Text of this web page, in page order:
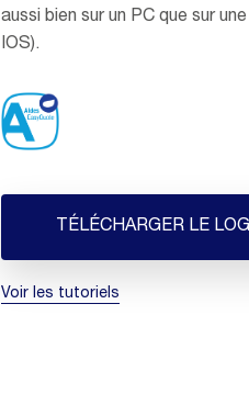
aussi bien sur un PC que sur
IOS).
TÉLÉCHARGER LE
Voir les tutoriels